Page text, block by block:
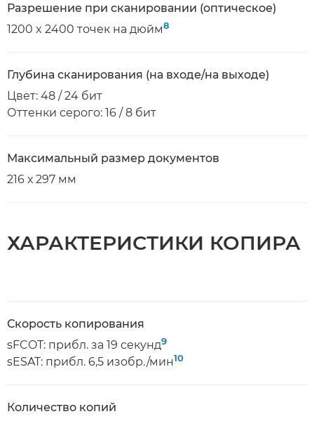
Разрешение при сканировании (оптическое)
1200 x 2400 точек на дюйм8
Глубина сканирования (на входе/на выходе)
Цвет: 48 / 24 бит
Оттенки серого: 16 / 8 бит
Максимальный размер документов
216 х 297 мм
ХАРАКТЕРИСТИКИ КОПИРА
Скорость копирования
sFCOT: прибл. за 19 секунд9
sESAT: прибл. 6,5 изобр./мин10
Количество копий